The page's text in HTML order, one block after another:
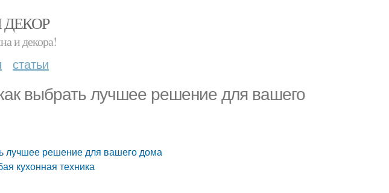
ДЕКОР
и декора!
статьи
выбрать лучшее решение для вашего
лучшее решение для вашего дома
кухонная техника